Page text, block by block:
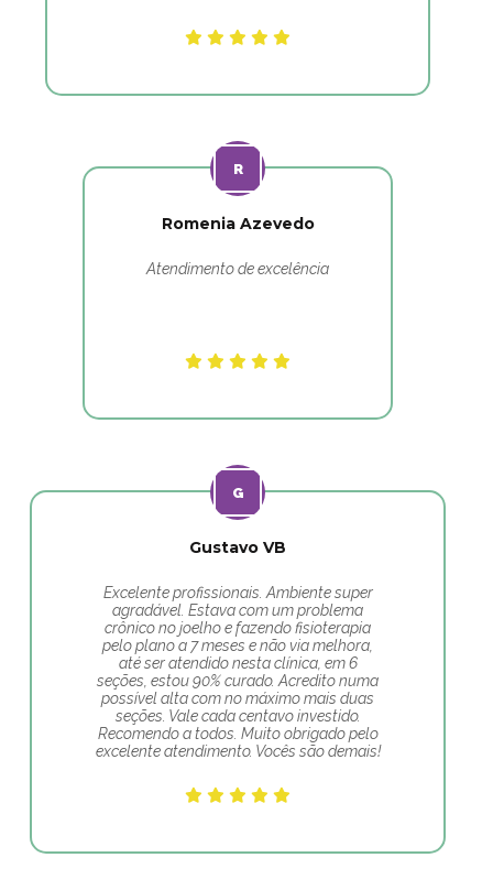
Romenia Azevedo
Atendimento de excelência
Gustavo VB
Excelente profissionais. Ambiente super
agradável. Estava com um problema
crônico no joelho e fazendo fisioterapia
pelo plano a 7 meses e não via melhora,
até ser atendido nesta clínica, em 6
seções, estou 90% curado. Acredito numa
possível alta com no máximo mais duas
seções. Vale cada centavo investido.
Recomendo a todos. Muito obrigado pelo
excelente atendimento. Vocês são demais!